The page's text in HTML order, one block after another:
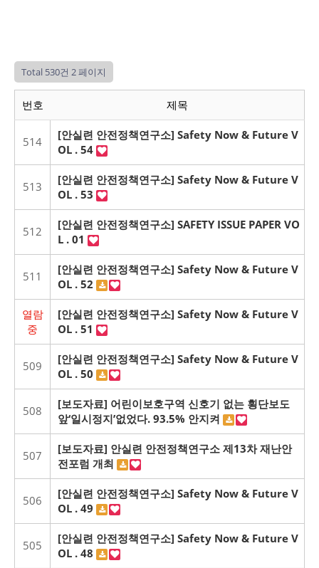
Total 530건 2 페이지
번호 제목
514
[안실련 안전정책연구소] Safety Now & Future V
OL . 54
513
[안실련 안전정책연구소] Safety Now & Future V
OL . 53
512
[안실련 안전정책연구소] SAFETY ISSUE PAPER VO
L . 01
511
[안실련 안전정책연구소] Safety Now & Future V
OL . 52
열람
중
[안실련 안전정책연구소] Safety Now & Future V
OL . 51
509
[안실련 안전정책연구소] Safety Now & Future V
OL . 50
508
[보도자료] 어린이보호구역 신호기 없는 횡단보도
앞‘일시정지’없었다. 93.5% 안지켜
507
[보도자료] 안실련 안전정책연구소 제13차 재난안
전포럼 개최
506
[안실련 안전정책연구소] Safety Now & Future V
OL . 49
505
[안실련 안전정책연구소] Safety Now & Future V
OL . 48